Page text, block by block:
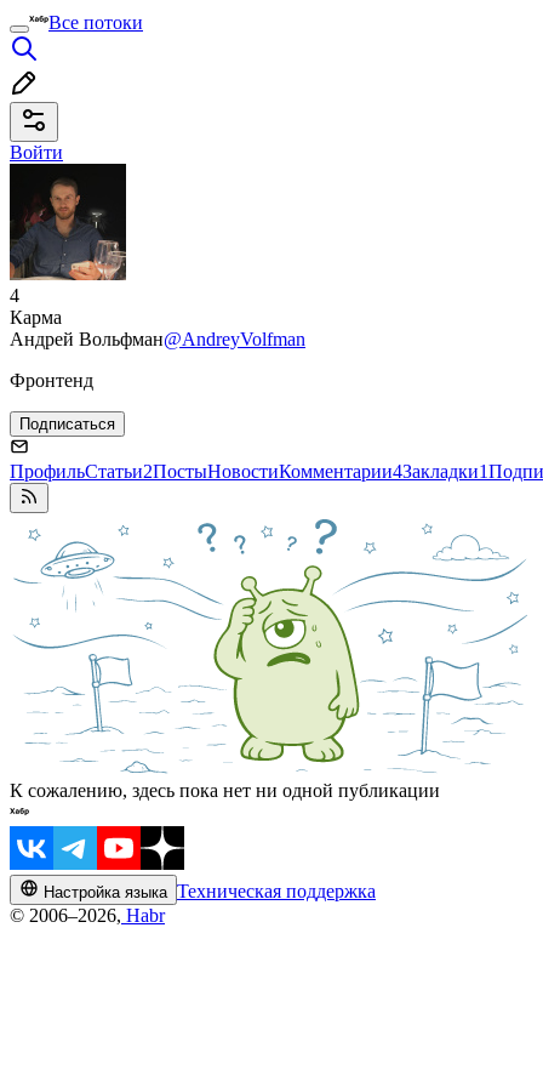
Все потоки
Войти
4
Карма
Андрей Вольфман@AndreyVolfman
Фронтенд
Подписаться
ПрофильСтатьи2ПостыНовостиКомментарии4Закладки1
К сожалению, здесь пока нет ни одной публикации
Настройка языка Техническая поддержка
© 2006–2026, Habr